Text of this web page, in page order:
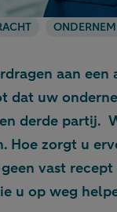
aan een
dat uw
derde partij.
Hoe zorgt u
vast
u op weg